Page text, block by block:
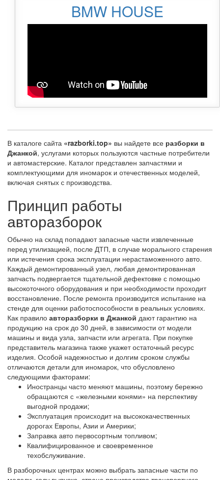
BMW HOUSE
В каталоге сайта «razborki.top» вы найдете все разборки в
Джанкой, услугами которых пользуются частные потребители
и автомастерские. Каталог представлен запчастями и
комплектующими для иномарок и отечественных моделей,
включая снятых с производства.
Принцип работы
авторазборок
Обычно на склад попадают запасные части извлеченные
перед утилизацией, после ДТП, в случае морального старения
или истечения срока эксплуатации нерастаможенного авто.
Каждый демонтированный узел, любая демонтированная
запчасть подвергается тщательной дефектовке с помощью
высокоточного оборудования и при необходимости проходит
восстановление. После ремонта производится испытание на
стенде для оценки работоспособности в реальных условиях.
Как правило авторазборки в Джанкой дают гарантию на
продукцию на срок до 30 дней, в зависимости от модели
машины и вида узла, запчасти или агрегата. При покупке
представитель магазина также укажет остаточный ресурс
изделия. Особой надежностью и долгим сроком службы
отличаются детали для иномарок, что обусловлено
следующими факторами:
Иностранцы часто меняют машины, поэтому бережно
обращаются с «железными конями» на перспективу
выгодной продажи;
Эксплуатация происходит на высококачественных
дорогах Европы, Азии и Америки;
Заправка авто первосортным топливом;
Квалифицированное и своевременное
техобслуживание.
В разборочных центрах можно выбрать запасные части по